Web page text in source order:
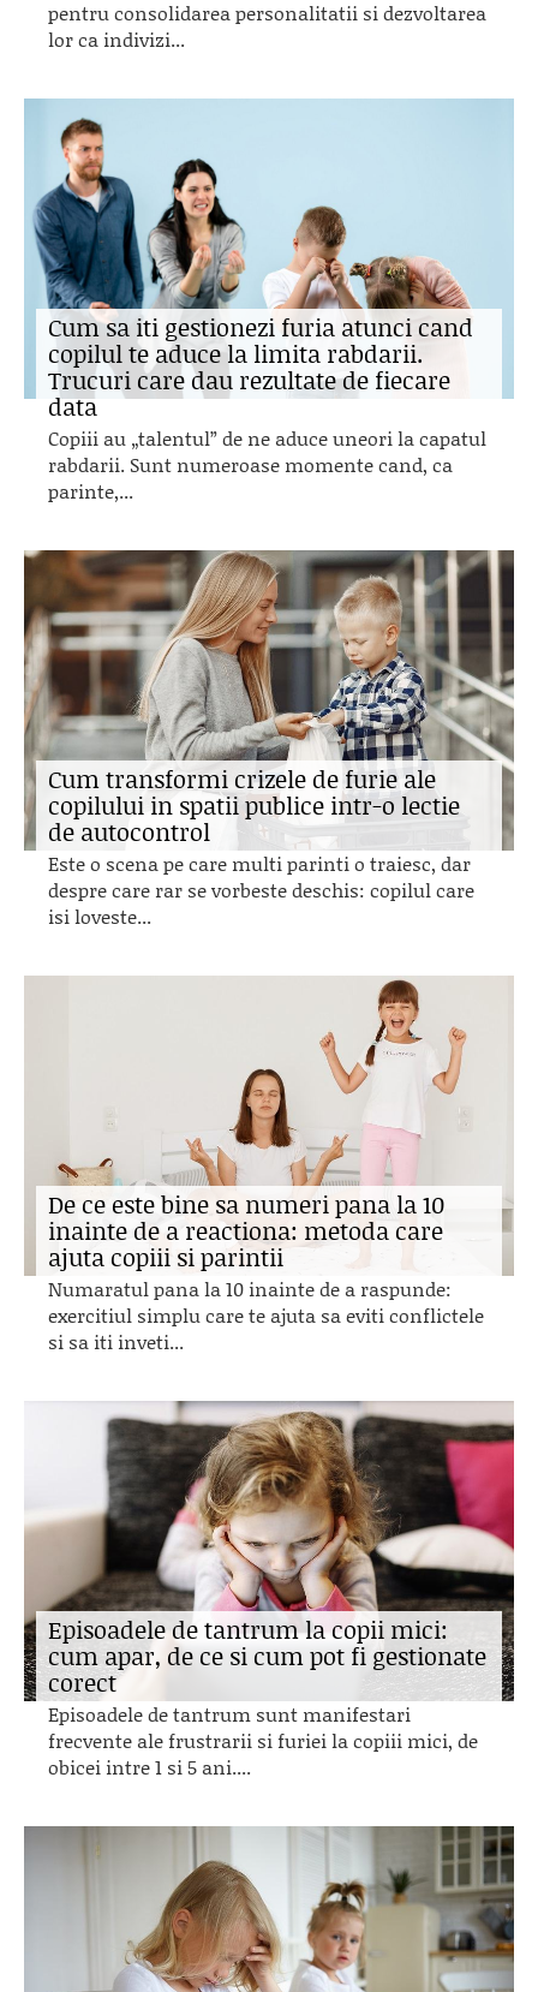
pentru consolidarea personalitatii si dezvoltarea
lor ca indivizi...
Cum sa iti gestionezi furia atunci cand
copilul te aduce la limita rabdarii.
Trucuri care dau rezultate de fiecare
data
Copiii au „talentul” de ne aduce uneori la capatul
rabdarii. Sunt numeroase momente cand, ca
parinte,...
Cum transformi crizele de furie ale
copilului in spatii publice intr-o lectie
de autocontrol
Este o scena pe care multi parinti o traiesc, dar
despre care rar se vorbeste deschis: copilul care
isi loveste...
De ce este bine sa numeri pana la 10
inainte de a reactiona: metoda care
ajuta copiii si parintii
Numaratul pana la 10 inainte de a raspunde:
exercitiul simplu care te ajuta sa eviti conflictele
si sa iti inveti...
Episoadele de tantrum la copii mici:
cum apar, de ce si cum pot fi gestionate
corect
Episoadele de tantrum sunt manifestari
frecvente ale frustrarii si furiei la copiii mici, de
obicei intre 1 si 5 ani....